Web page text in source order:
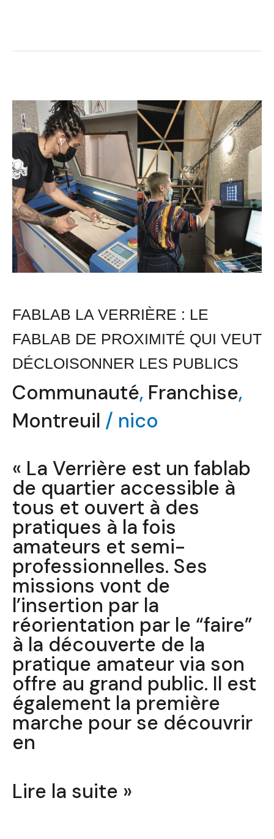
FABLAB LA VERRIÈRE : LE
FABLAB DE PROXIMITÉ QUI VEUT
DÉCLOISONNER LES PUBLICS
Communauté, Franchise,
Montreuil / nico
« La Verrière est un fablab
de quartier accessible à
tous et ouvert à des
pratiques à la fois
amateurs et semi-
professionnelles. Ses
missions vont de
l’insertion par la
réorientation par le “faire”
à la découverte de la
pratique amateur via son
offre au grand public. Il est
également la première
marche pour se découvrir
en
Fablab
La
Verrière
:
LE
FABLAB
DE
PROXIMITÉ
QUI
DÉCLOISONNER
LES
PUBLICS
Lire la suite »